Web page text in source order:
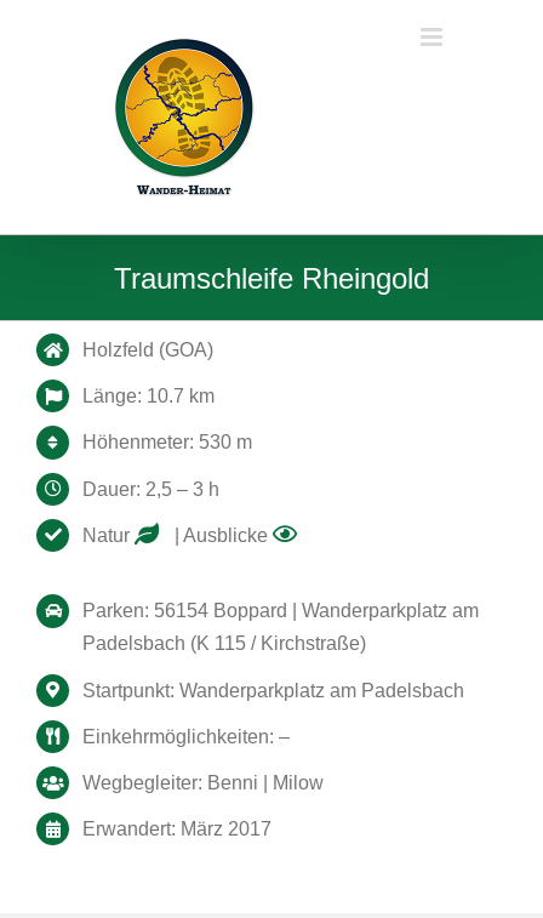
Traumschleife Rheingold
Holzfeld (GOA)
Länge: 10.7 km
Höhenmeter: 530 m
Dauer: 2,5 – 3 h
Natur | Ausblicke
Parken: 56154 Boppard | Wanderparkplatz am
Padelsbach (K 115 / Kirchstraße)
Startpunkt: Wanderparkplatz am Padelsbach
Einkehrmöglichkeiten: –
Wegbegleiter: Benni | Milow
Erwandert: März 2017